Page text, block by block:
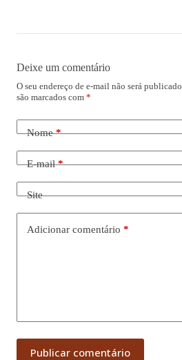
Deixe um comentário
O seu endereço de e-mail não será publicado.
são marcados com *
Nome*
E-mail*
Site
Adicionar comentário *
Publicar comentário